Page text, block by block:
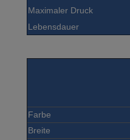
Maximaler Druck
Lebensdauer
Farbe
Breite